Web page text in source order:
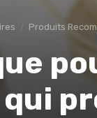
Produits